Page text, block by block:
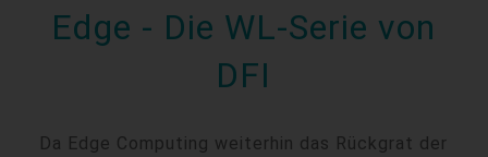
Edge - Die WL-Serie von
DFI
Da Edge Computing weiterhin das Rückgrat der